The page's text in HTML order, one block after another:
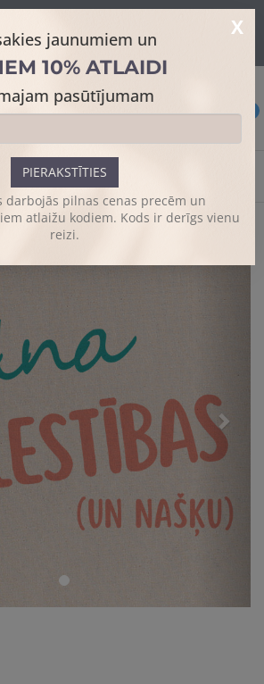
X
jaunumiem un
10% ATLAIDI
pasūtījumam
PIERAKSTĪTIES
darbojās pilnas cenas precēm un
atlaižu kodiem. Kods ir derīgs vienu
reizi.
Našķi